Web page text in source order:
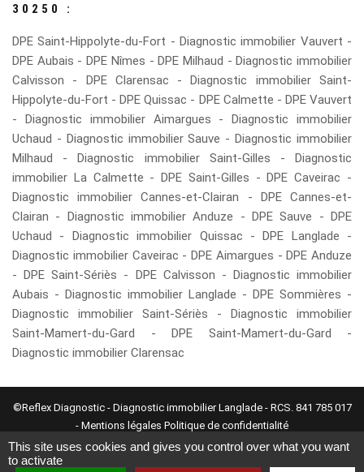
30250 :
DPE Saint-Hippolyte-du-Fort -Diagnostic immobilier Vauvert -
DPE Aubais -DPE Nîmes -DPE Milhaud -Diagnostic immobilier
Calvisson - DPE Clarensac -Diagnostic immobilier Saint-
Hippolyte-du-Fort -DPE Quissac - DPE Calmette - DPE Vauvert
- Diagnostic immobilier Aimargues -Diagnostic immobilier
Uchaud - Diagnostic immobilier Sauve -Diagnostic immobilier
Milhaud -Diagnostic immobilier Saint-Gilles -Diagnostic
immobilier La Calmette -DPE Saint-Gilles -DPE Caveirac -
Diagnostic immobilier Cannes-et-Clairan - DPE Cannes-et-
Clairan - Diagnostic immobilier Anduze -DPE Sauve -DPE
Uchaud - Diagnostic immobilier Quissac -DPE Langlade -
Diagnostic immobilier Caveirac - DPE Aimargues -DPE Anduze
-DPE Saint-Sériès - DPE Calvisson - Diagnostic immobilier
Aubais - Diagnostic immobilier Langlade - DPE Sommières -
Diagnostic immobilier Saint-Sériès - Diagnostic immobilier
Saint-Mamert-du-Gard - DPE Saint-Mamert-du-Gard -
Diagnostic immobilier Clarensac
©Reflex Diagnostic - Diagnostic immobilier Langlade- RCS. 841 785 017
- Mentions légales Politique de confidentialité
Création web : www.arobiz.com
This site uses cookies and gives you control over what you want
to activate